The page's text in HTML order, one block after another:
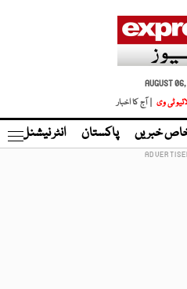
AUGUST
ٹی وی | آج کا اخبار
خبریں پاکستان انٹر نیشنل